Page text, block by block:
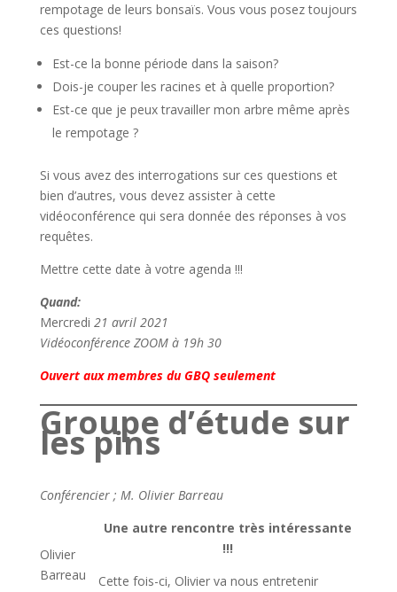
rempotage de leurs bonsaïs. Vous vous posez toujours
ces questions!
Est-ce la bonne période dans la saison?
Dois-je couper les racines et à quelle proportion?
Est-ce que je peux travailler mon arbre même après
le rempotage ?
Si vous avez des interrogations sur ces questions et
bien d’autres, vous devez assister à cette
vidéoconférence qui sera donnée des réponses à vos
requêtes.
Mettre cette date à votre agenda !!!
Quand:
Mercredi 21 avril 2021
Vidéoconférence ZOOM à 19h 30
Ouvert aux membres du GBQ seulement
Groupe d’étude sur
les pins
Conférencier ; M. Olivier Barreau
Olivier
Barreau
Une autre rencontre très intéressante
!!!
Cette fois-ci, Olivier va nous entretenir